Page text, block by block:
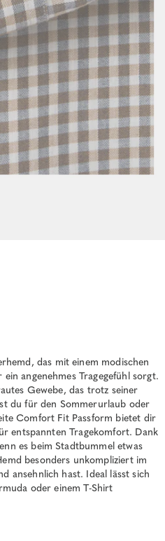
das mit einem modischen
angenehmes Tragegefühl sorgt.
Gewebe, das trotz seiner
du für den Sommerurlaub oder
Comfort Fit Passform bietet dir
entspannten Tragekomfort. Dank
es beim Stadtbummel etwas
besonders unkompliziert im
ansehnlich hast. Ideal lässt sich
oder einem T-Shirt